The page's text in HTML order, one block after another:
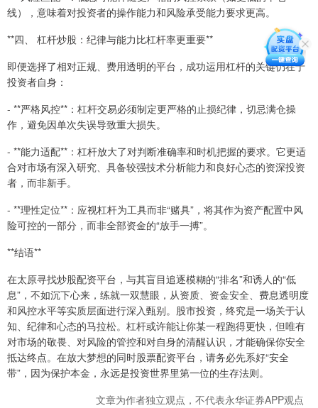
线），意味着对投资者的操作能力和风险承受能力要求更高。
**四、 杠杆炒股：纪律与能力比杠杆率更重要**
即便选择了相对正规、费用透明的平台，成功运用杠杆的关键仍在于
投资者自身：
- **严格风控**：杠杆交易必须制定更严格的止损纪律，切忌满仓操
作，避免因单次失误导致重大损失。
- **能力适配**：杠杆放大了对判断准确率和时机把握的要求。它更适
合对市场有深入研究、具备较强技术分析能力和良好心态的资深投资
者，而非新手。
- **理性定位**：应视杠杆为工具而非“赌具”，将其作为资产配置中风
险可控的一部分，而非全部资金的“放手一搏”。
**结语**
在太原寻找炒股配资平台，与其盲目追逐模糊的“排名”和诱人的“低
息”，不如沉下心来，练就一双慧眼，从资质、资金安全、费息透明度
和风控水平等实质层面进行深入甄别。股市投资，终究是一场关于认
知、纪律和心态的马拉松。杠杆或许能让你某一程跑得更快，但唯有
对市场的敬畏、对风险的管控和对自身的清醒认识，才能确保你安全
抵达终点。在放大梦想的同时股票配资平台，请务必先系好“安全
带”，因为保护本金，永远是投资世界里第一位的生存法则。
文章为作者独立观点，不代表永华证券APP观点